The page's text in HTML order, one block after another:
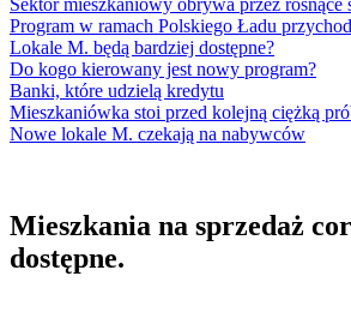
Program w ramach Polskiego Ładu
Lokale M. będą bardziej dostępne?
Do kogo kierowany jest nowy program?
Banki, które udzielą kredytu
Mieszkaniówka stoi przed kolejną ciężką
Nowe lokale M. czekają na nabywców
Mieszkania na sprzedaż
dostępne.